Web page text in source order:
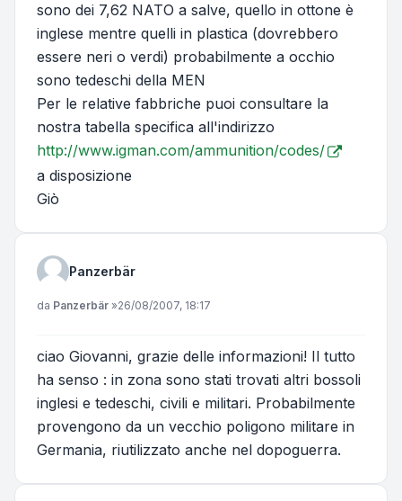
sono dei 7,62 NATO a salve, quello in ottone è
inglese mentre quelli in plastica (dovrebbero
essere neri o verdi) probabilmente a occhio
sono tedeschi della MEN
Per le relative fabbriche puoi consultare la
nostra tabella specifica all'indirizzo
http://www.igman.com/ammunition/codes/
a disposizione
Giò
Panzerbär
Messaggio
da Panzerbär »26/08/2007, 18:17
ciao Giovanni, grazie delle informazioni! Il tutto
ha senso : in zona sono stati trovati altri bossoli
inglesi e tedeschi, civili e militari. Probabilmente
provengono da un vecchio poligono militare in
Germania, riutilizzato anche nel dopoguerra.